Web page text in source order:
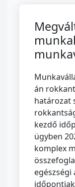
án
határozat
kezdő
ügyben
komplex